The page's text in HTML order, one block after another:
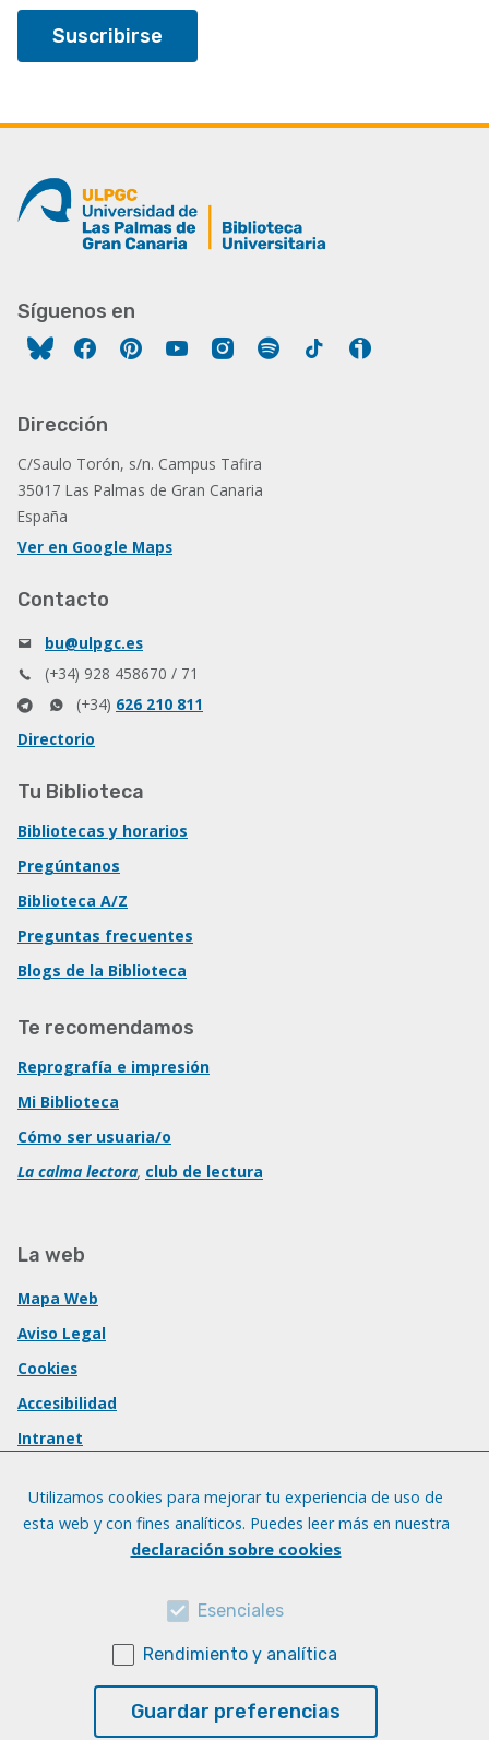
Síguenos en
FacebookPinterestYouTubeInstagram
Spotify Tiktok
Dirección
C/Saulo Torón, s/n. Campus Tafira
35017 Las Palmas de Gran Canaria
España
Ver en Google Maps
Contacto
bu@ulpgc.es
(+34) 928 458670 / 71
(+34) 626 210 811
Directorio
Tu Biblioteca
Bibliotecas y horarios
Pregúntanos
Biblioteca A/Z
Preguntas frecuentes
Blogs de la Biblioteca
Te recomendamos
Reprografía e impresión
Mi Biblioteca
Cómo ser usuaria/o
La calma lectora, club de lectura
La web
Mapa Web
Aviso Legal
Cookies
Accesibilidad
Intranet
Utilizamos cookies para mejorar tu experiencia de uso de
esta web y con fines analíticos. Puedes leer más en nuestra
declaración sobre cookies
Esenciales
Rendimiento y analítica
Guardar preferencias